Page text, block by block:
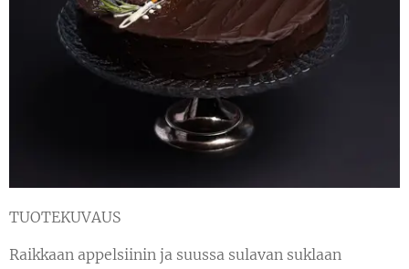
TUOTEKUVAUS
Raikkaan appelsiinin ja suussa sulavan suklaan